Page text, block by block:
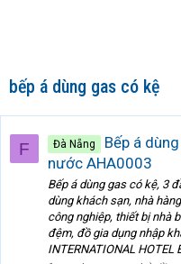
bếp á dùng gas có kệ
F Đà Nẵng
Bếp á
nước AHA0003
Bếp á dùng gas có kệ, 3
dùng khách sạn, nhà
công nghiệp, thiết bị nhà
đệm, đồ gia dụng nhập
INTERNATIONAL HOTEL